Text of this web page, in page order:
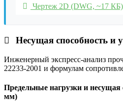
Чертеж 2D (DWG, ~17 КБ)
Несущая способность и
Инженерный экспресс-анализ
22233-2001 и формулам
Предельные нагрузки и несущая
мм)